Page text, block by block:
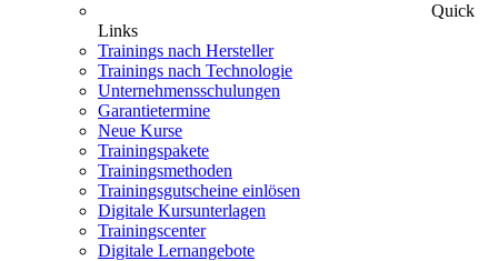
Quick
Links
Trainings nach Hersteller
Trainings nach Technologie
Unternehmensschulungen
Garantietermine
Neue Kurse
Trainingspakete
Trainingsmethoden
Trainingsgutscheine einlösen
Digitale Kursunterlagen
Trainingscenter
Digitale Lernangebote